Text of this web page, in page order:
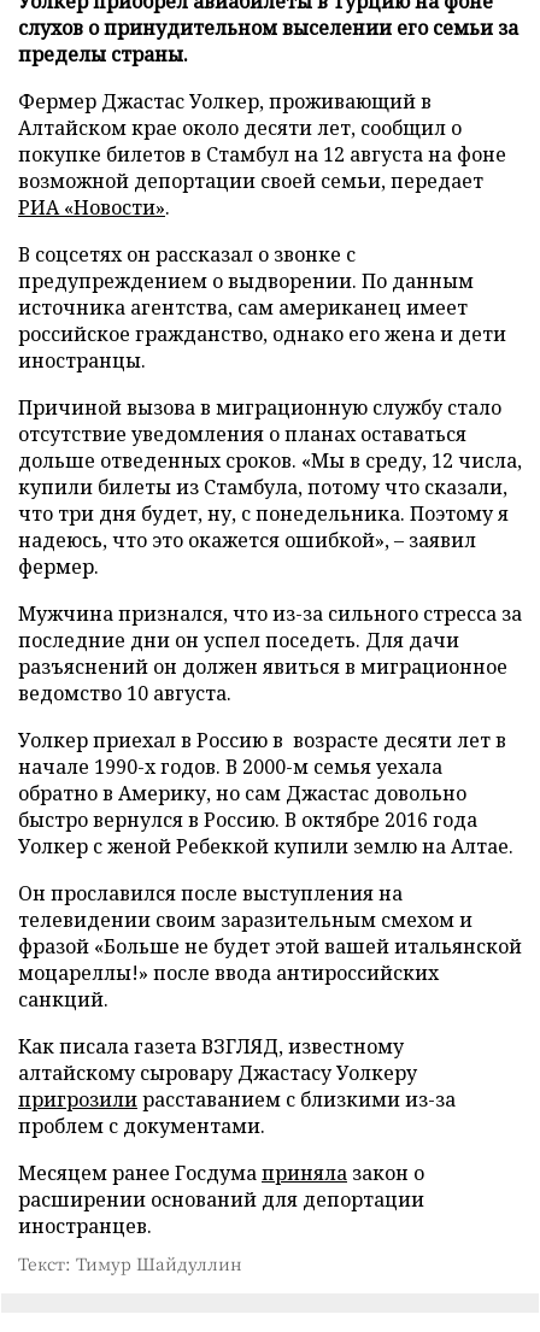
слухов о принудительном выселении его семьи за
пределы страны.
Фермер Джастас Уолкер, проживающий в
Алтайском крае около десяти лет, сообщил о
покупке билетов в Стамбул на 12 августа на фоне
возможной депортации своей семьи, передает
РИА «Новости».
В соцсетях он рассказал о звонке с
предупреждением о выдворении. По данным
источника агентства, сам американец имеет
российское гражданство, однако его жена и дети
иностранцы.
Причиной вызова в миграционную службу стало
отсутствие уведомления о планах оставаться
дольше отведенных сроков. «Мы в среду, 12 числа,
купили билеты из Стамбула, потому что сказали,
что три дня будет, ну, с понедельника. Поэтому я
надеюсь, что это окажется ошибкой», – заявил
фермер.
Мужчина признался, что из-за сильного стресса за
последние дни он успел поседеть. Для дачи
разъяснений он должен явиться в миграционное
ведомство 10 августа.
Уолкер приехал в Россию в возрасте десяти лет в
начале 1990-х годов. В 2000-м семья уехала
обратно в Америку, но сам Джастас довольно
быстро вернулся в Россию. В октябре 2016 года
Уолкер с женой Ребеккой купили землю на Алтае.
Он прославился после выступления на
телевидении своим заразительным смехом и
фразой «Больше не будет этой вашей итальянской
моцареллы!» после ввода антироссийских
санкций.
Как писала газета ВЗГЛЯД, известному
алтайскому сыровару Джастасу Уолкеру
пригрозилирасставанием с близкими из-за
проблем с документами.
Месяцем ранее Госдумаприняла закон о
расширении оснований для депортации
иностранцев.
Текст: Тимур Шайдуллин